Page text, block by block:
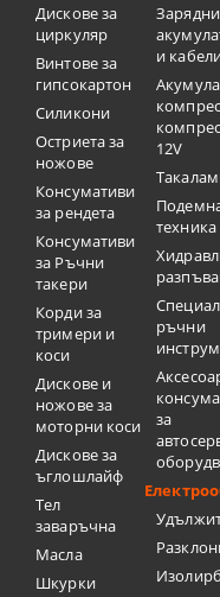
Дискове за
циркуляр
Винтове за
гипсокартон
Силикони
Остриета за
ножове
Консумативи
за рендета
Консумативи
за Ръчни
такери
Корди за
тримери и
коси
Дискове и
ножове за
моторни коси
Дискове за
ъглошлайф
Тел
заваръчна
Масла
Шкурки
и
12V
техника
ръчни
за